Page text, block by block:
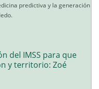
predictiva y la generación
del IMSS para que
y territorio: Zoé